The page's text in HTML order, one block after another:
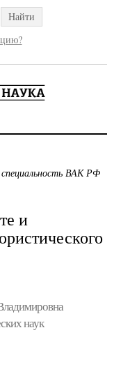
Найти
ВАК РФ
и
наук